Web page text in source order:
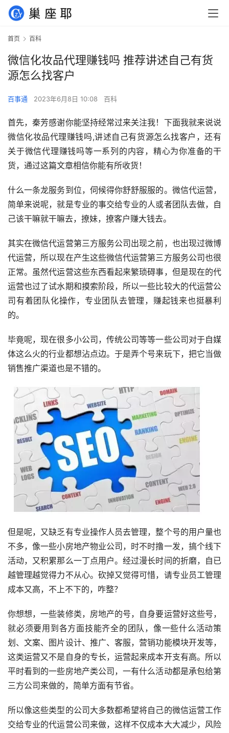
首页 百科
微信化妆品代理赚钱吗 推荐讲述自己有货
源怎么找客户
百事通 2023年6月8日 10:08 百科
首先，秦芳感谢你能坚持经常过来关注我！下面我就来说说
微信化妆品代理赚钱吗,讲述自己有货源怎么找客户，还有
关于微信代理赚钱吗等一系列的内容，精心为你准备的干
货，通过这篇文章相信你能有所收货！
什么一条龙服务到位，伺候得你舒舒服服的。微信代运营，
简单来说呢，就是专业的事交给专业的人或者团队去做，自
己该干嘛就干嘛去，撩妹，撩客户赚大钱去。
其实在微信代运营第三方服务公司出现之前，也出现过微博
代运营，所以现在产生这些微信代运营第三方服务公司也很
正常。虽然代运营这些东西看起来繁琐碍事，但是现在的代
运营也过了试水期和摸索阶段，所以一些比较大的代运营公
司有着团队化操作，专业团队去管理，赚起钱来也挺暴利
的。
毕竟呢，现在很多小公司，传统公司等等一些公司对于自媒
体这么火的行业都想沾点边。于是弄个号来玩下，把它当做
销售推广渠道也是不错的。
但是呢，又缺乏有专业操作人员去管理，整个号的用户量也
不多，像一些小房地产物业公司，时不时撸一发，搞个线下
活动，又积累那么一丁点用户。经过漫长时间的折磨，自已
越管理越觉得力不从心。砍掉又觉得可惜，请专业员工管理
成本又高，不上不下的，咋整？
你想想，一些装修类，房地产的号，自身要运营好这些号，
就必须要用到各方面技能齐全的团队，像一些什么活动策
划、文案、图片设计、推广、客服，营销功能模块开发等，
这类运营又不是自身的专长，运营起来成本开支有高。所以
平时看到的一些房地产类公司，一有什么活动都是承包给第
三方公司来做的，简单方面有节省。
所以像这些类型的公司大多数都希望将自己的微信运营工作
交给专业的代运营公司来做，这样不仅成本大大减少，风险